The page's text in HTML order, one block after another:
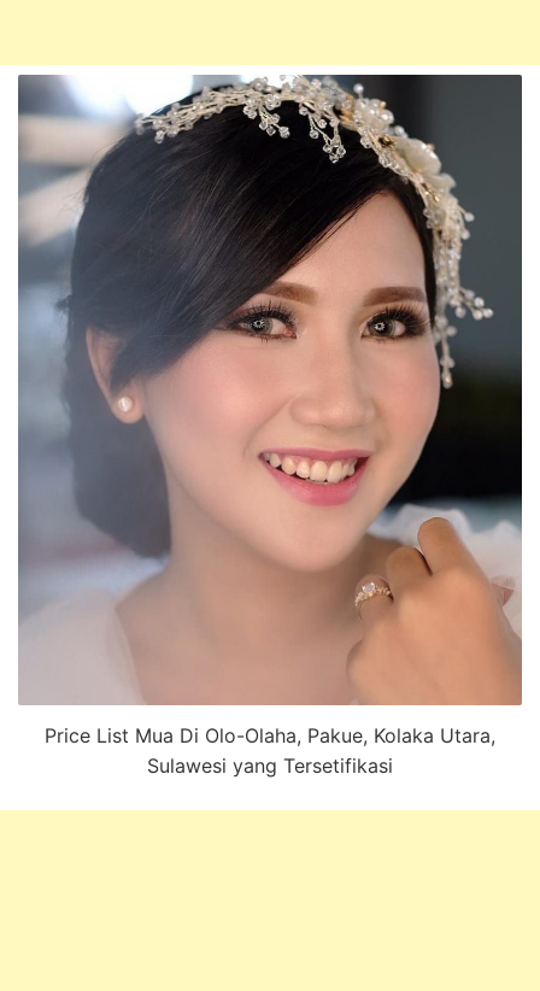
Price List Mua Di Olo-Olaha, Pakue, Kolaka Utara,
Sulawesi yang Tersetifikasi